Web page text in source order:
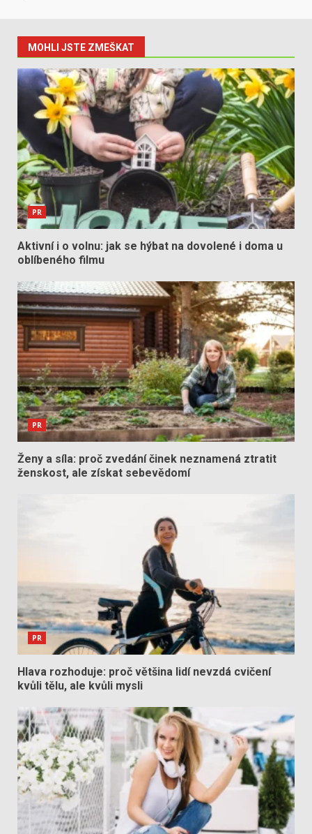
MOHLI JSTE ZMEŠKAT
PR
Aktivní i o volnu: jak se hýbat na dovolené i doma u
oblíbeného filmu
PR
Ženy a síla: proč zvedání činek neznamená ztratit
ženskost, ale získat sebevědomí
PR
Hlava rozhoduje: proč většina lidí nevzdá cvičení
kvůli tělu, ale kvůli mysli